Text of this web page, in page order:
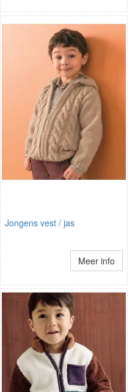
Jongens vest / jas
Meer info